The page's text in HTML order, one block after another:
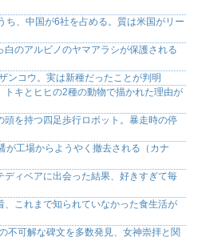
ち、中国が6社を占める。質は米国がリー
のアルビノのヤマアラシが保護される
ンコウ。実は新種だったことが判明
トキとヒヒの2種の動物で描かれた理由が
頭を持つ四足歩行ロボット。暴走時の停
が工場からようやく撤去される（カナ
ディベアに出会った結果、好きすぎて毎
、これまで知られていなかった食生活が
不可解な碑文を多数発見、女神崇拝と関